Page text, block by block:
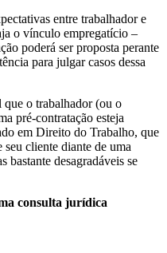
entre trabalhador e
o vínculo empregatício –
poderá ser proposta perante
para julgar casos dessa
que o trabalhador (ou o
pré-contratação esteja
em Direito do Trabalho, que
seu cliente diante de uma
bastante desagradáveis se
consulta jurídica